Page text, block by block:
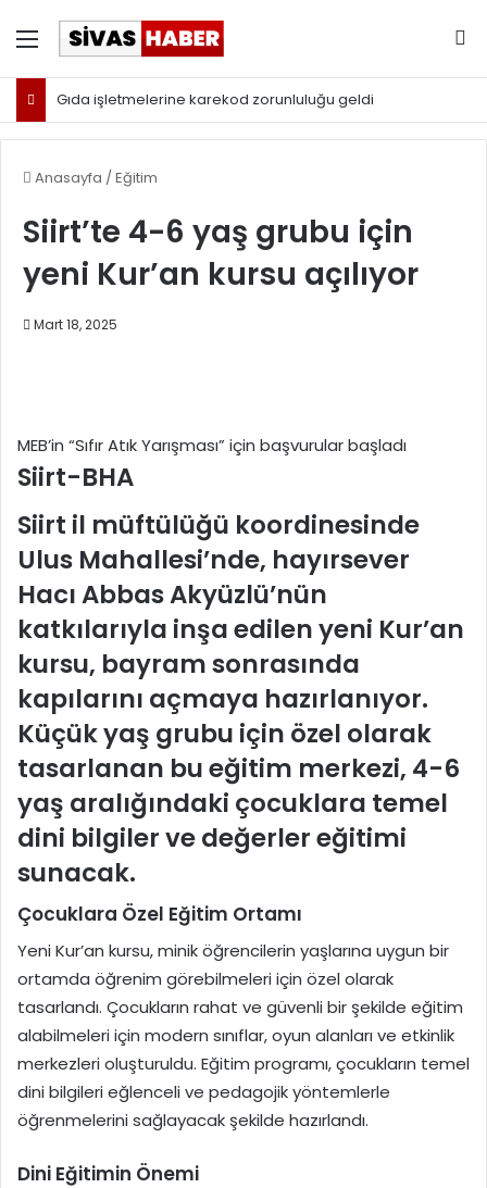
Menü
Gıda işletmelerine karekod zorunluluğu geldi
Anasayfa / Eğitim
Siirt’te 4-6 yaş grubu için
yeni Kur’an kursu açılıyor
Mart 18, 2025
MEB’in “Sıfır Atık Yarışması” için başvurular başladı
Siirt-BHA
Siirt il müftülüğü koordinesinde
Ulus Mahallesi’nde, hayırsever
Hacı Abbas Akyüzlü’nün
katkılarıyla inşa edilen yeni Kur’an
kursu, bayram sonrasında
kapılarını açmaya hazırlanıyor.
Küçük yaş grubu için özel olarak
tasarlanan bu eğitim merkezi, 4-6
yaş aralığındaki çocuklara temel
dini bilgiler ve değerler eğitimi
sunacak.
Çocuklara Özel Eğitim Ortamı
Yeni Kur’an kursu, minik öğrencilerin yaşlarına uygun bir
ortamda öğrenim görebilmeleri için özel olarak
tasarlandı. Çocukların rahat ve güvenli bir şekilde eğitim
alabilmeleri için modern sınıflar, oyun alanları ve etkinlik
merkezleri oluşturuldu. Eğitim programı, çocukların temel
dini bilgileri eğlenceli ve pedagojik yöntemlerle
öğrenmelerini sağlayacak şekilde hazırlandı.
Dini Eğitimin Önemi